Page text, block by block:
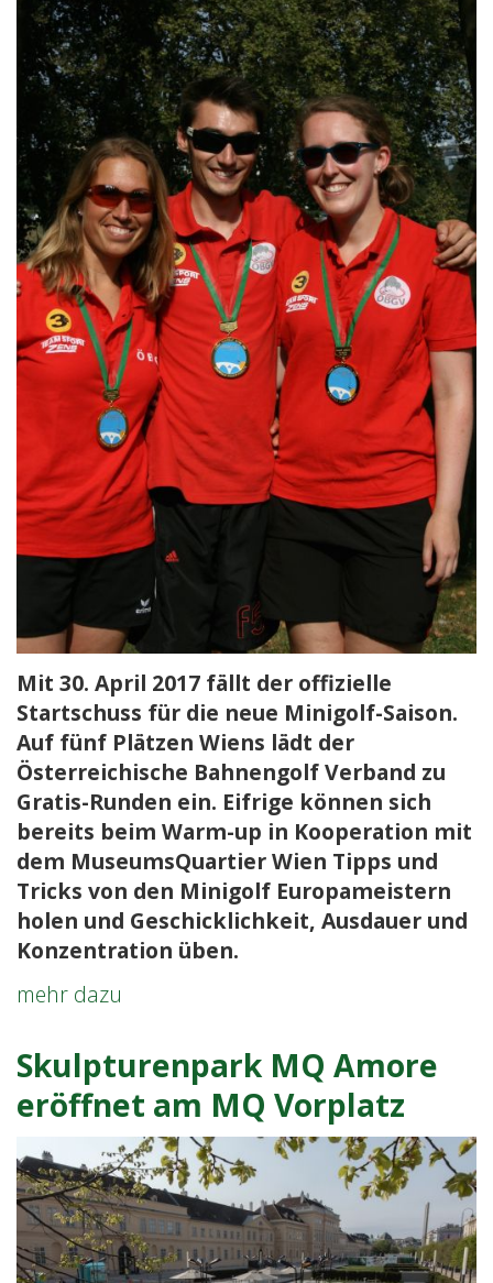
Mit 30. April 2017 fällt der offizielle
Startschuss für die neue Minigolf-Saison.
Auf fünf Plätzen Wiens lädt der
Österreichische Bahnengolf Verband zu
Gratis-Runden ein. Eifrige können sich
bereits beim Warm-up in Kooperation mit
dem MuseumsQuartier Wien Tipps und
Tricks von den Minigolf Europameistern
holen und Geschicklichkeit, Ausdauer und
Konzentration üben.
mehr dazu
ein:
Warm-
up
für
den
Minigolf
Tag
im
Skulpturenpark MQ Amore
eröffnet am MQ Vorplatz